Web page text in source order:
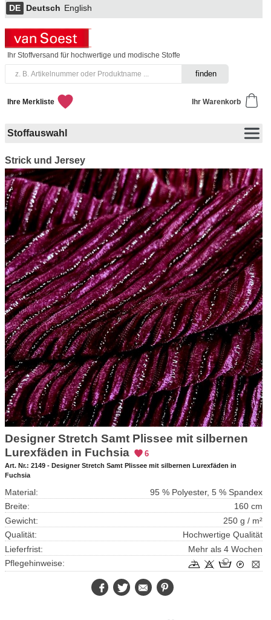
DE Deutsch English
Ihr Stoffversand für hochwertige und modische Stoffe
Ihr Warenkorb
Ihre Merkliste
Stoffauswahl
Strick und Jersey
Designer Stretch Samt Plissee mit silbernen
Lurexfäden in Fuchsia
6
Art. Nr.: 2149 - Designer Stretch Samt Plissee mit silbernen Lurexfäden in
Fuchsia
Material:
95 % Polyester, 5 % Spandex
Breite:
160 cm
Gewicht:
250 g / m²
Qualität:
Hochwertige Qualität
Lieferfrist:
Mehr als 4 Wochen
Pflegehinweise:
FacebookTwitter E-
Mail